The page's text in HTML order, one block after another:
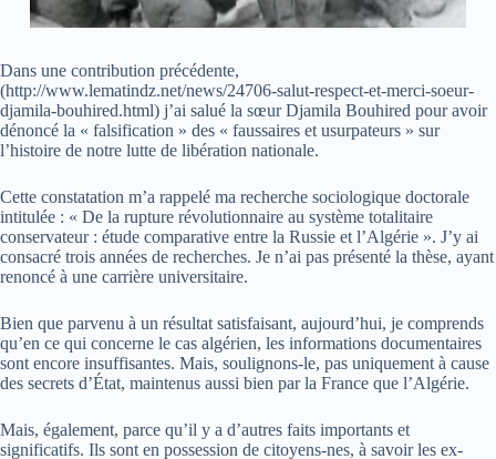
Dans une contribution précédente,
(http://www.lematindz.net/news/24706-salut-respect-et-merci-soeur-
djamila-bouhired.html) j’ai salué la sœur Djamila Bouhired pour avoir
dénoncé la « falsification » des « faussaires et usurpateurs » sur
l’histoire de notre lutte de libération nationale.
Cette constatation m’a rappelé ma recherche sociologique doctorale
intitulée : « De la rupture révolutionnaire au système totalitaire
conservateur : étude comparative entre la Russie et l’Algérie ». J’y ai
consacré trois années de recherches. Je n’ai pas présenté la thèse, ayant
renoncé à une carrière universitaire.
Bien que parvenu à un résultat satisfaisant, aujourd’hui, je comprends
qu’en ce qui concerne le cas algérien, les informations documentaires
sont encore insuffisantes. Mais, soulignons-le, pas uniquement à cause
des secrets d’État, maintenus aussi bien par la France que l’Algérie.
Mais, également, parce qu’il y a d’autres faits importants et
significatifs. Ils sont en possession de citoyens-nes, à savoir les ex-